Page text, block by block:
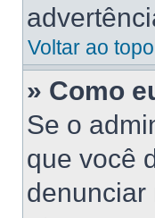
Voltar ao topo
» Como
Se o
que você
denunciar